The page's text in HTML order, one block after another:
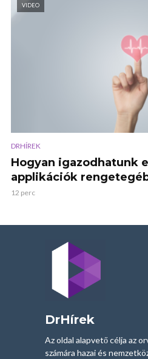
VIDEO
DRHÍREK
Hogyan igazodhatunk
applikációk
12 perc
DrHírek
Az oldal alapvető célja az
számára hazai és